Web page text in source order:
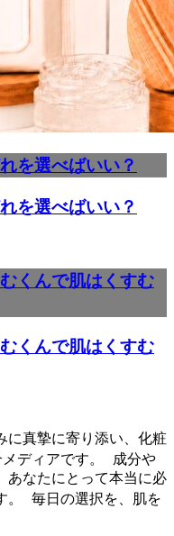
を選べばいい？
を選べばいい？
くんで肌はくすむ
くんで肌はくすむ
に真摯に寄り添い、化粧
メディアです。 成分や
あなたにとって本当に必
。 毎日の選択を、肌を